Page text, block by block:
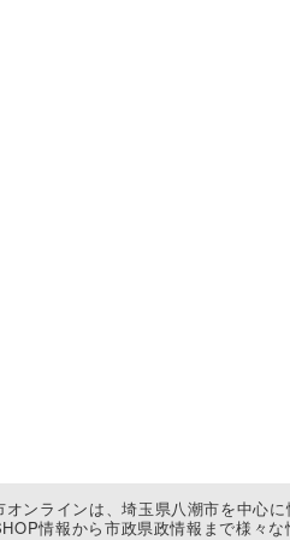
オンラインは、埼玉県八潮市を中心
情報から市政県政情報まで様々な